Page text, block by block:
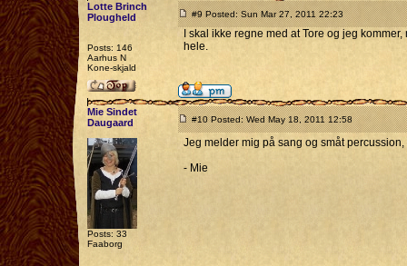
Lotte Brinch
Plougheld
Posts: 146
Aarhus N
Kone-skjald
#9 Posted: Sun Mar 27, 2011 22:23
I skal ikke regne med at Tore og jeg
hele.
Mie Sindet
Daugaard
Posts: 33
Faaborg
#10 Posted: Wed May 18, 2011 12:58
Jeg melder mig på sang og småt
- Mie